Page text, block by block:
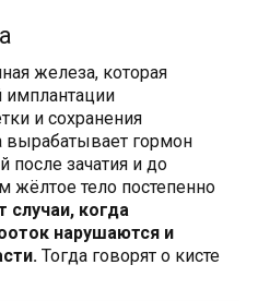
железа, которая
имплантации
и сохранения
вырабатывает гормон
после зачатия и до
жёлтое тело постепенно
случаи, когда
нарушаются и
Тогда говорят о кисте